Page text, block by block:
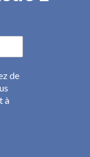
de
à